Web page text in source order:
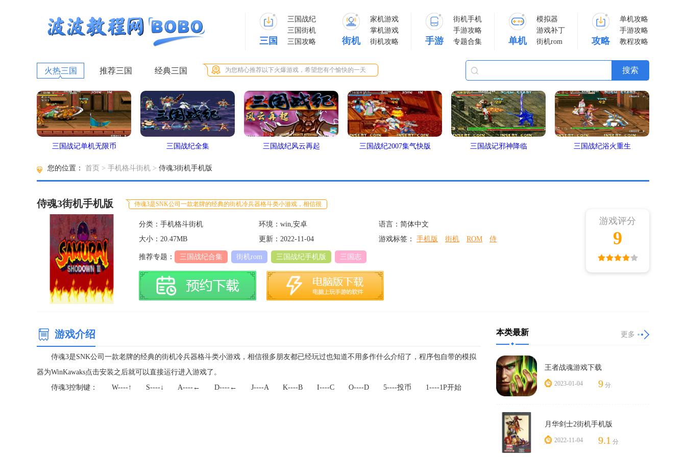
三国
三国战纪
三国街机
三国攻略
街机
家机游戏
掌机游戏
街机攻略
手游
街机手机
手游攻略
专题合集
单机
模拟器
游戏补丁
街机rom
攻略
单机攻略
手游攻略
教程攻略
火热三国 推荐三国 经典三国 为您精心推荐以下火爆游戏，希望您有个愉快的一天
三国战记单机无限币 三国战纪全集 三国战纪风云再起 三国战纪2007集气快版 三国战记邪神降临 三国战纪浴火重生
您的位置： 首页 > 手机格斗街机 > 侍魂3街机手机版
侍魂3街机手机版 侍魂3是SNK公司一款老牌的经典的街机冷兵器格斗类小游戏，相信很
分类：手机格斗街机 环境：win,安卓
语言：简体中文
大小：20.47MB
更新：2022-11-04 游戏标签： 手机版 街机 ROM
侍
推荐专题：
三国战纪合集 街机rom 三国战纪手机版 三国志
游戏评分
9
游戏介绍
侍魂3是SNK公司一款老牌的经典的街机冷兵器格斗类小游戏，相信很多朋友都已经玩过也知道不用多作什么介绍了，程序包自带的模拟
器为WinKawaks点击安装之后就可以直接运行进入游戏了。
侍魂3控制键： W----↑ S----↓ A----← D----← J----A K----B I----C O----D 5----投币 1----1P开始
本类最新 更多
王者战魂游戏下载
2023-01-04 9 分
月华剑士2街机手机版
2022-11-04 9.1 分